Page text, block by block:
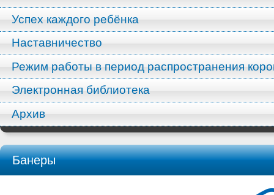
Успех каждого ребёнка
Наставничество
Режим работы в период распространения
Электронная библиотека
Архив
Банеры